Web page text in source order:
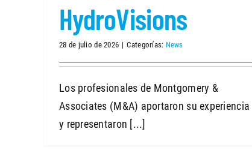
HydroVisions
28 de julio de 2026 | Categorías: News
Los profesionales de Montgomery &
Associates (M&A) aportaron su experiencia
y representaron [...]